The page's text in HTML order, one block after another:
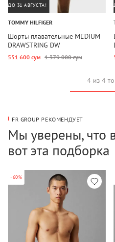
ДО 31 АВГУСТА!
TOMMY HILFIGER
Шорты плавательные MEDIUM
DRAWSTRING DW
551 600 сум 1 379 000 сум
4 из 4
FR GROUP РЕКОМЕНДУЕТ
Мы уверены, что
вот эта подборка
-60%